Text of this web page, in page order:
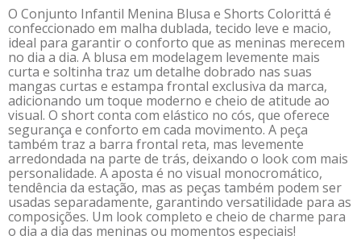
O Conjunto Infantil Menina Blusa e Shorts Colorittá é
confeccionado em malha dublada, tecido leve e macio,
ideal para garantir o conforto que as meninas merecem
no dia a dia. A blusa em modelagem levemente mais
curta e soltinha traz um detalhe dobrado nas suas
mangas curtas e estampa frontal exclusiva da marca,
adicionando um toque moderno e cheio de atitude ao
visual. O short conta com elástico no cós, que oferece
segurança e conforto em cada movimento. A peça
também traz a barra frontal reta, mas levemente
arredondada na parte de trás, deixando o look com mais
personalidade. A aposta é no visual monocromático,
tendência da estação, mas as peças também podem ser
usadas separadamente, garantindo versatilidade para as
composições. Um look completo e cheio de charme para
o dia a dia das meninas ou momentos especiais!